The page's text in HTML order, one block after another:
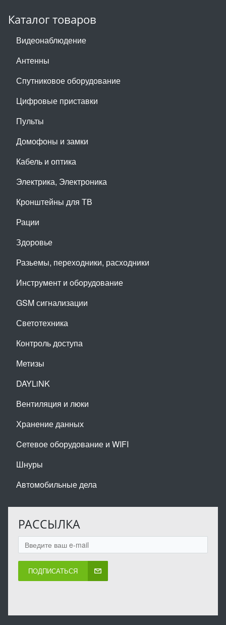
Каталог товаров
Видеонаблюдение
Антенны
Спутниковое оборудование
Цифровые приставки
Пульты
Домофоны и замки
Кабель и оптика
Электрика, Электроника
Кронштейны для ТВ
Рации
Здоровье
Разьемы, переходники, расходники
Инструмент и оборудование
GSM сигнализации
Светотехника
Контроль доступа
Метизы
DAYLiNK
Вентиляция и люки
Хранение данных
Cетевое оборудование и WIFI
Шнуры
Автомобильные дела
РАССЫЛКА
ПОДПИСАТЬСЯ